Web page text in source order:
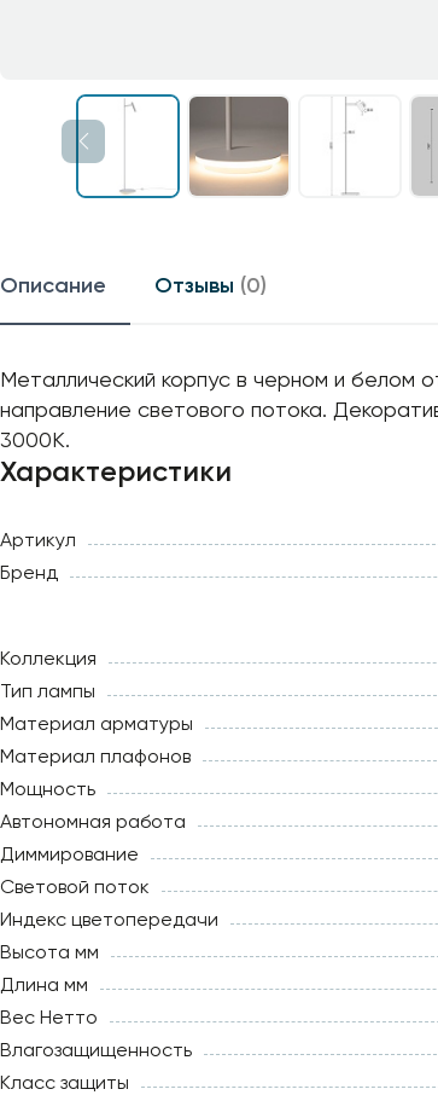
Описание Отзывы (0)
Металлический корпус в черном и белом
направление светового потока.
3000К.
Характеристики
Артикул
Бренд
Коллекция
Тип лампы
Материал арматуры
Материал плафонов
Мощность
Автономная работа
Диммирование
Световой поток
Индекс цветопередачи
Высота мм
Длина мм
Вес Нетто
Влагозащищенность
Класс защиты